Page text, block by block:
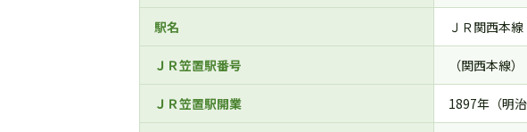
駅名 ＪＲ関西本
ＪＲ笠置駅番号 （関西本線）
ＪＲ笠置駅開業 1897年（明